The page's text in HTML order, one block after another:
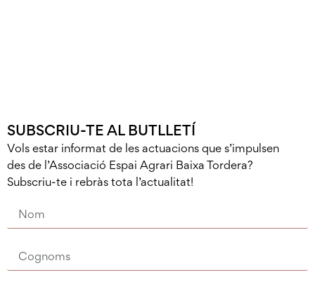
SUBSCRIU-TE AL BUTLLETÍ
Vols estar informat de les actuacions que s’impulsen
des de l’Associació Espai Agrari Baixa Tordera?
Subscriu-te i rebràs tota l’actualitat!